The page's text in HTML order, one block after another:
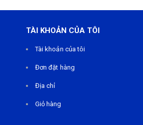
TÀI KHOẢN CỦA TÔI
Tài khoản của tôi
Đơn đặt hàng
Địa chỉ
Giỏ hàng